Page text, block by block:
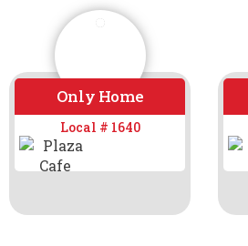
Only Home
Local # 1640